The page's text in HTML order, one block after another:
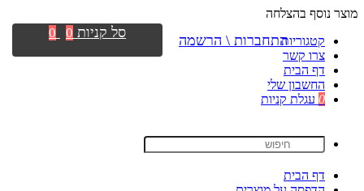
מוצר נוסף בהצלחה
קטגוריות
צרו קשר
דף הבית
החשבון שלי
0 עגלת קניות
דף הבית
התחברות \ הרשמה סל קניות 0
0